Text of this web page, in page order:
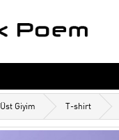
Üst Giyim T-shirt